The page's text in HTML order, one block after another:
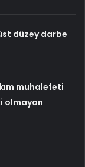
düzey darbe
muhalefeti
olmayan